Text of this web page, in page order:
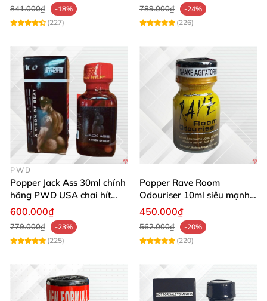
841.000₫
-18%
(227)
789.000₫
-24%
(226)
PWD
Popper Jack Ass 30ml chính
hãng PWD USA chai hít
cao cấp an toàn
600.000₫
779.000₫
-23%
(225)
Popper Rave Room
Odouriser 10ml siêu mạnh
kích thích cảm giác tăng
khoái cảm
450.000₫
562.000₫
-20%
(220)